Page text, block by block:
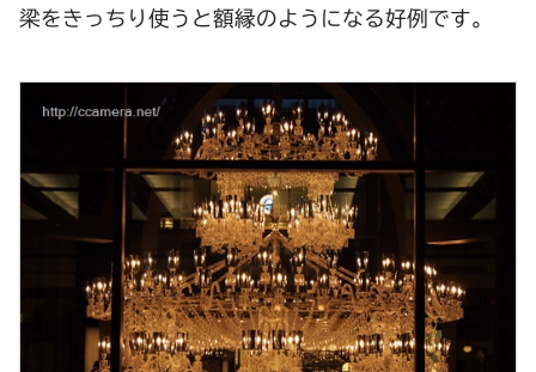
梁をきっちり使うと額縁のようになる好例です。